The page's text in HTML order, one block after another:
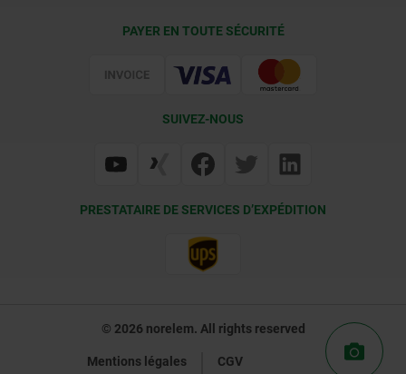
PAYER EN TOUTE SÉCURITÉ
SUIVEZ-NOUS
PRESTATAIRE DE SERVICES D’EXPÉDITION
© 2026 norelem. All rights reserved
Mentions légales
CGV